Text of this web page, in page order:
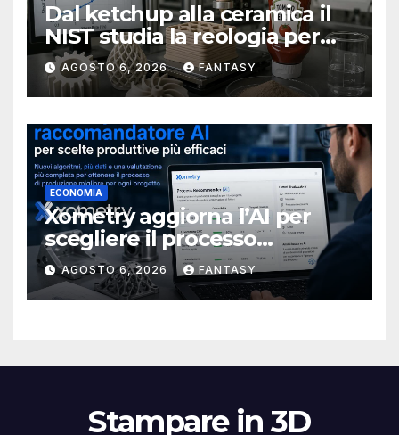
Dal ketchup alla ceramica il
NIST studia la reologia per
rendere più affidabile la
stampa 3D
AGOSTO 6, 2026 FANTASY
ECONOMIA
Xometry aggiorna l’AI per
scegliere il processo
produttivo più adatto
AGOSTO 6, 2026 FANTASY
Stampare in 3D